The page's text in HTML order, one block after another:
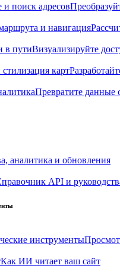
и поиск адресов
и навигация
в путиВизуализируйте
карт
Превратите данные
аналитика и обновления
API и
инструменты
Как ИИ читает ваш сайт